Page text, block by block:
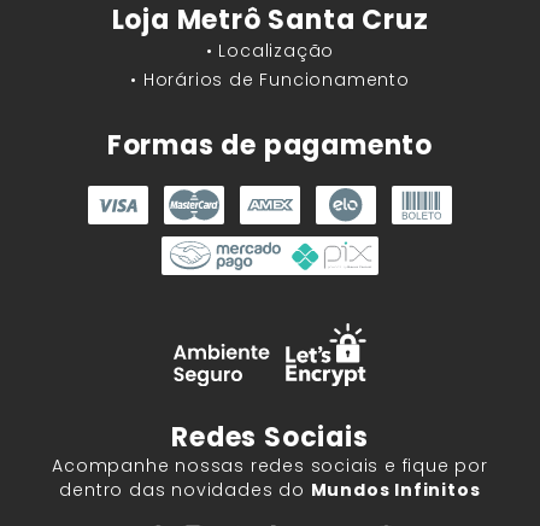
Loja Metrô Santa Cruz
• Localização
• Horários de Funcionamento
Formas de pagamento
Redes Sociais
Acompanhe nossas redes sociais e fique por
dentro das novidades do Mundos Infinitos